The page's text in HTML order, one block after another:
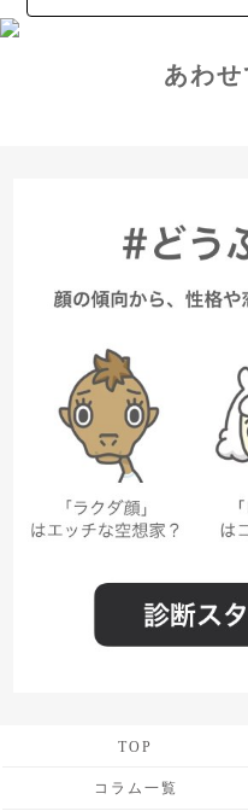
あわ
TOP
コラム一覧